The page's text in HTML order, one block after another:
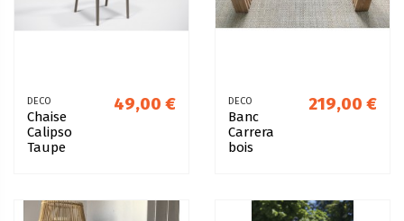
DECO
Chaise
Calipso
Taupe
49,00 € DECO
Banc
Carrera
bois
219,00 €